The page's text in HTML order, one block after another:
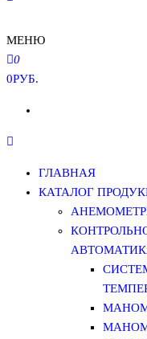
МЕНЮ
0
0РУБ.
ГЛАВНАЯ
КАТАЛОГ